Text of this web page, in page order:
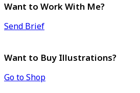
Want to Work With Me?
Send Brief
Want to Buy Illustrations?
Go to Shop